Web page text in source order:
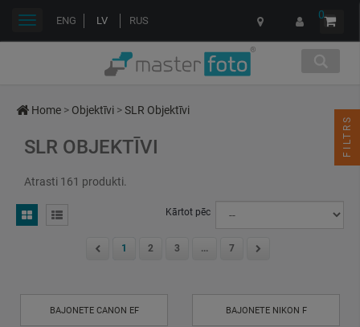
ENG LV RUS 0
Toggle
Home > Objektīvi >SLR Objektīvi
SLR OBJEKTĪVI
Atrasti 161 produkti.
Kārtot pēc
1 2 3 ... 7
BAJONETE CANON EF BAJONETE NIKON F
FILTRS